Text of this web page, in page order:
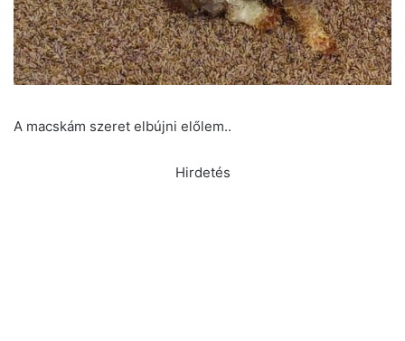
A macskám szeret elbújni előlem..
Hirdetés